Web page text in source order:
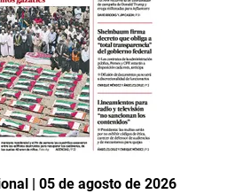
| 05 de agosto de 2026